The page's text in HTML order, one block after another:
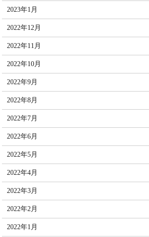
2023年1月
2022年12月
2022年11月
2022年10月
2022年9月
2022年8月
2022年7月
2022年6月
2022年5月
2022年4月
2022年3月
2022年2月
2022年1月